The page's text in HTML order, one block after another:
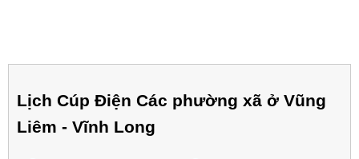
Lịch Cúp Điện Các phường xã ở Vũng
Liêm - Vĩnh Long